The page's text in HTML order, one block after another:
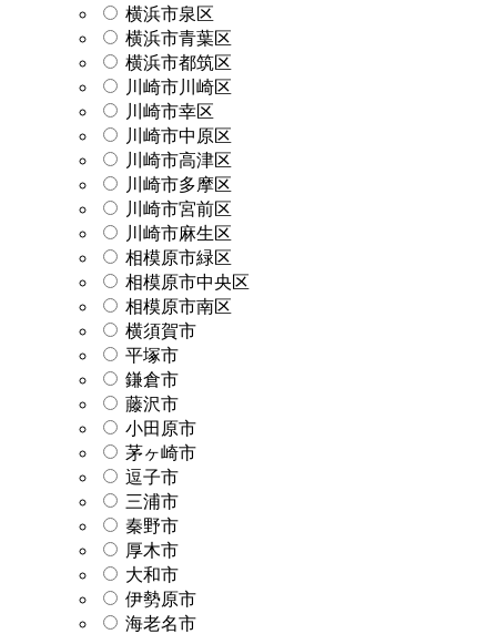
横浜市泉区
横浜市青葉区
横浜市都筑区
川崎市川崎区
川崎市幸区
川崎市中原区
川崎市高津区
川崎市多摩区
川崎市宮前区
川崎市麻生区
相模原市緑区
相模原市中央区
相模原市南区
横須賀市
平塚市
鎌倉市
藤沢市
小田原市
茅ヶ崎市
逗子市
三浦市
秦野市
厚木市
大和市
伊勢原市
海老名市